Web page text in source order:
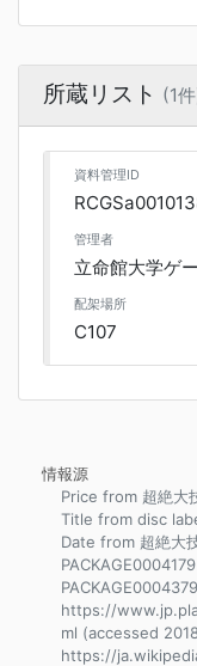
所蔵リスト (1
資料管理ID
管理者
立命館大学ゲ
配架場所
C107
情報源
Price from 超絶大
Title from disc
Date from 超絶大
PACKAGE0004179
PACKAGE0004379
https://
ml (accessed
https://